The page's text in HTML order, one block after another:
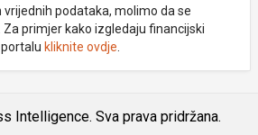
vrijednih podataka, molimo da se
. Za primjer kako izgledaju financijski
kliknite ovdje
Intelligence. Sva prava pridržana.